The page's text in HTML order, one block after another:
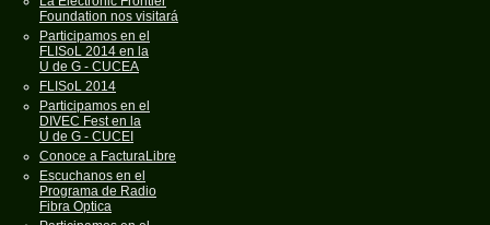
Foundation nos visitará
Participamos en el
FLISoL 2014 en la
U de G - CUCEA
FLISoL 2014
Participamos en el
DIVEC Fest en la
U de G - CUCEI
Conoce a FacturaLibre
Escuchanos en el
Programa de Radio
Fibra Optica